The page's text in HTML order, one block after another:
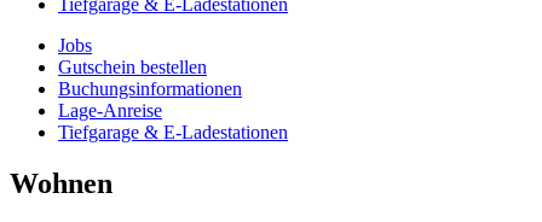
Tiefgarage & E-Ladestationen
Jobs
Gutschein bestellen
Buchungs­informationen
Lage-Anreise
Tiefgarage & E-Ladestationen
Wohnen